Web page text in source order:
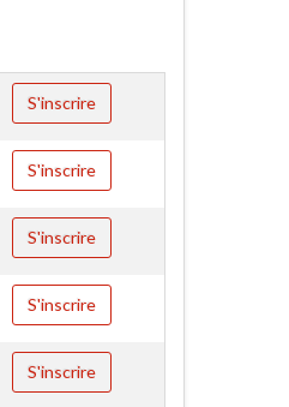
S'inscrire
S'inscrire
S'inscrire
S'inscrire
S'inscrire